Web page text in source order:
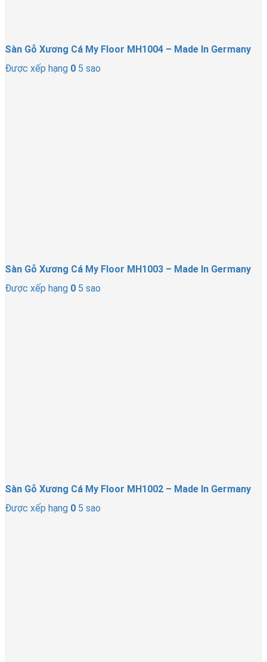
Sàn Gỗ Xương Cá My Floor MH1004 – Made In Germany
Được xếp hạng 0 5 sao
Sàn Gỗ Xương Cá My Floor MH1003 – Made In Germany
Được xếp hạng 0 5 sao
Sàn Gỗ Xương Cá My Floor MH1002 – Made In Germany
Được xếp hạng 0 5 sao